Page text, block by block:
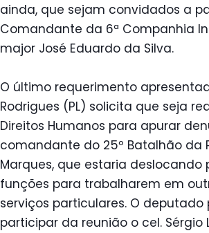
ainda, que sejam convidados a
Comandante da 6ª Companhia
major José Eduardo da Silva.
O último requerimento
Rodrigues (PL) solicita que seja
Direitos Humanos para apurar
comandante do 25º Batalhão da
Marques, que estaria deslocando
funções para trabalharem em
serviços particulares. O
participar da reunião o cel. Sérgio